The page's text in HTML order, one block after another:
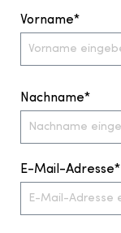
Vorname*
Nachname*
E-Mail-Adresse*